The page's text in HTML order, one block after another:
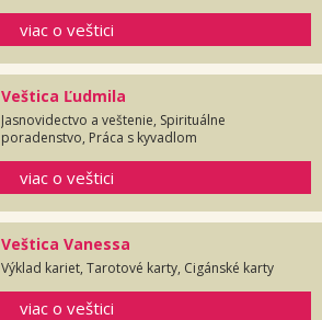
viac o veštici
Veštica Ľudmila
Jasnovidectvo a veštenie, Spirituálne
poradenstvo, Práca s kyvadlom
viac o veštici
Veštica Vanessa
Výklad kariet, Tarotové karty, Cigánské karty
viac o veštici